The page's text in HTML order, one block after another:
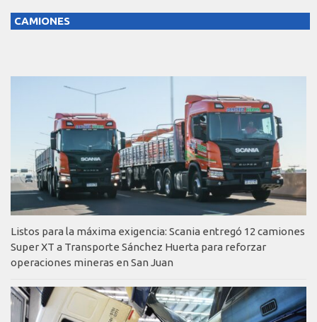
CAMIONES
Listos para la máxima exigencia: Scania entregó 12 camiones
Super XT a Transporte Sánchez Huerta para reforzar
operaciones mineras en San Juan